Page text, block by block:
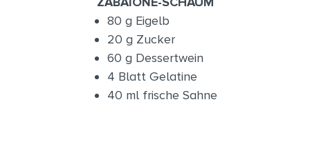
80 g Eigelb
20 g Zucker
60 g Dessertwein
4 Blatt Gelatine
40 ml frische Sahne